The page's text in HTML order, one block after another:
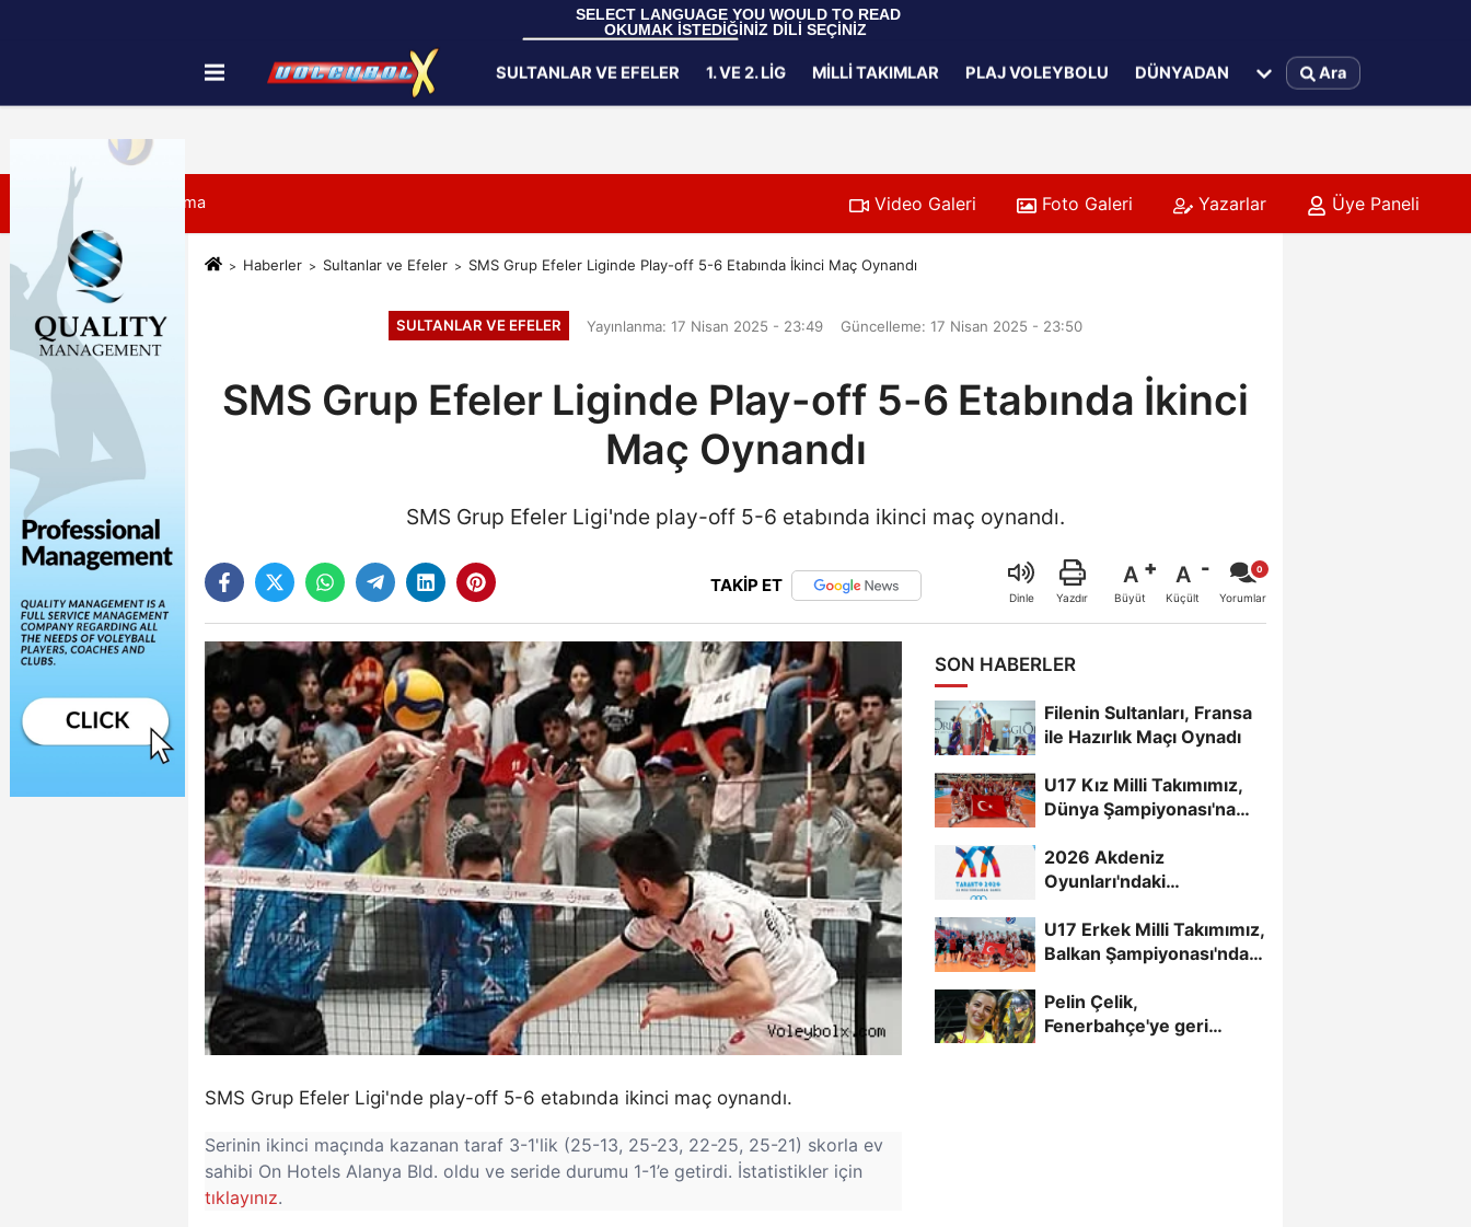
SELECT LANGUAGE YOU WOULD TO READ
OKUMAK İSTEDİĞİNİZ DİLİ SEÇİNİZ
İletişim Çerez Politikası
SULTANLAR VE EFELER 1. VE 2. LIG MILLI TAKIMLAR PLAJ VOLEYBOLU DÜNYADAN Ara
7 Ağustos 2026, Cuma Video Galeri Foto Galeri Yazarlar Üye Paneli
Haberler Sultanlar ve Efeler SMS Grup Efeler Liginde Play-off 5-6 Etabında İkinci Maç Oynandı
SULTANLAR VE EFELER Yayınlanma: 17 Nisan 2025 - 23:49 Güncelleme: 17 Nisan 2025 - 23:50
SMS Grup Efeler Liginde Play-off 5-6 Etabında İkinci
Maç Oynandı
SMS Grup Efeler Ligi'nde play-off 5-6 etabında ikinci maç oynandı.
TAKİP ET
Dinle Yazdır
A
Büyüt
A
Küçült Yorumlar
SMS Grup Efeler Ligi'nde play-off 5-6 etabında ikinci maç oynandı.
Serinin ikinci maçında kazanan taraf 3-1'lik (25-13, 25-23, 22-25, 25-21) skorla ev
sahibi On Hotels Alanya Bld. oldu ve seride durumu 1-1’e getirdi. İstatistikler için
tıklayınız.
SON HABERLER
Filenin Sultanları, Fransa
ile Hazırlık Maçı Oynadı
U17 Kız Milli Takımımız,
Dünya Şampiyonası'na
2026 Akdeniz
Oyunları'ndaki
U17 Erkek Milli Takımımız,
Balkan Şampiyonası'nda
Pelin Çelik,
Fenerbahçe'ye geri